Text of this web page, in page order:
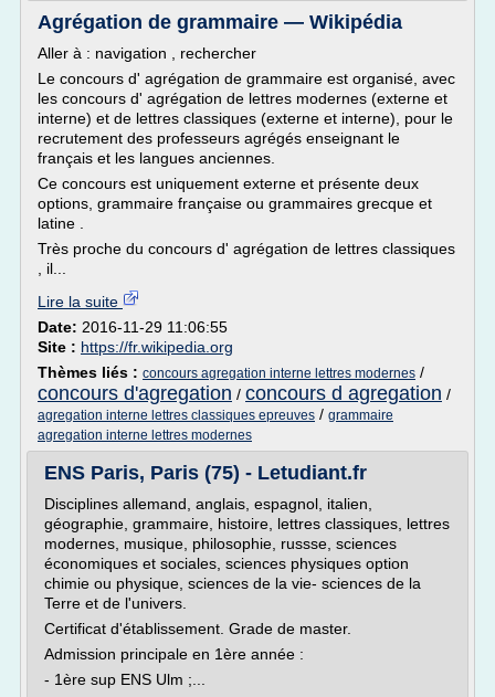
Agrégation de grammaire — Wikipédia
Aller à : navigation , rechercher
Le concours d' agrégation de grammaire est organisé, avec
les concours d' agrégation de lettres modernes (externe et
interne) et de lettres classiques (externe et interne), pour le
recrutement des professeurs agrégés enseignant le
français et les langues anciennes.
Ce concours est uniquement externe et présente deux
options, grammaire française ou grammaires grecque et
latine .
Très proche du concours d' agrégation de lettres classiques
, il...
Lire la suite
Date: 2016-11-29 11:06:55
Site : https://fr.wikipedia.org
Thèmes liés : concours agregation interne lettres modernes /
concours d'agregation / concours d agregation /
agregation interne lettres classiques epreuves / grammaire
agregation interne lettres modernes
ENS Paris, Paris (75) - Letudiant.fr
Disciplines allemand, anglais, espagnol, italien,
géographie, grammaire, histoire, lettres classiques, lettres
modernes, musique, philosophie, russse, sciences
économiques et sociales, sciences physiques option
chimie ou physique, sciences de la vie- sciences de la
Terre et de l'univers.
Certificat d'établissement. Grade de master.
Admission principale en 1ère année :
- 1ère sup ENS Ulm ;...